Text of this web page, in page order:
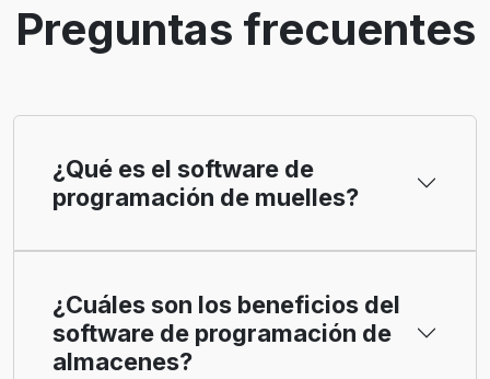
Preguntas frecuentes
¿Qué es el software de
programación de muelles?
¿Cuáles son los beneficios del
software de programación de
almacenes?